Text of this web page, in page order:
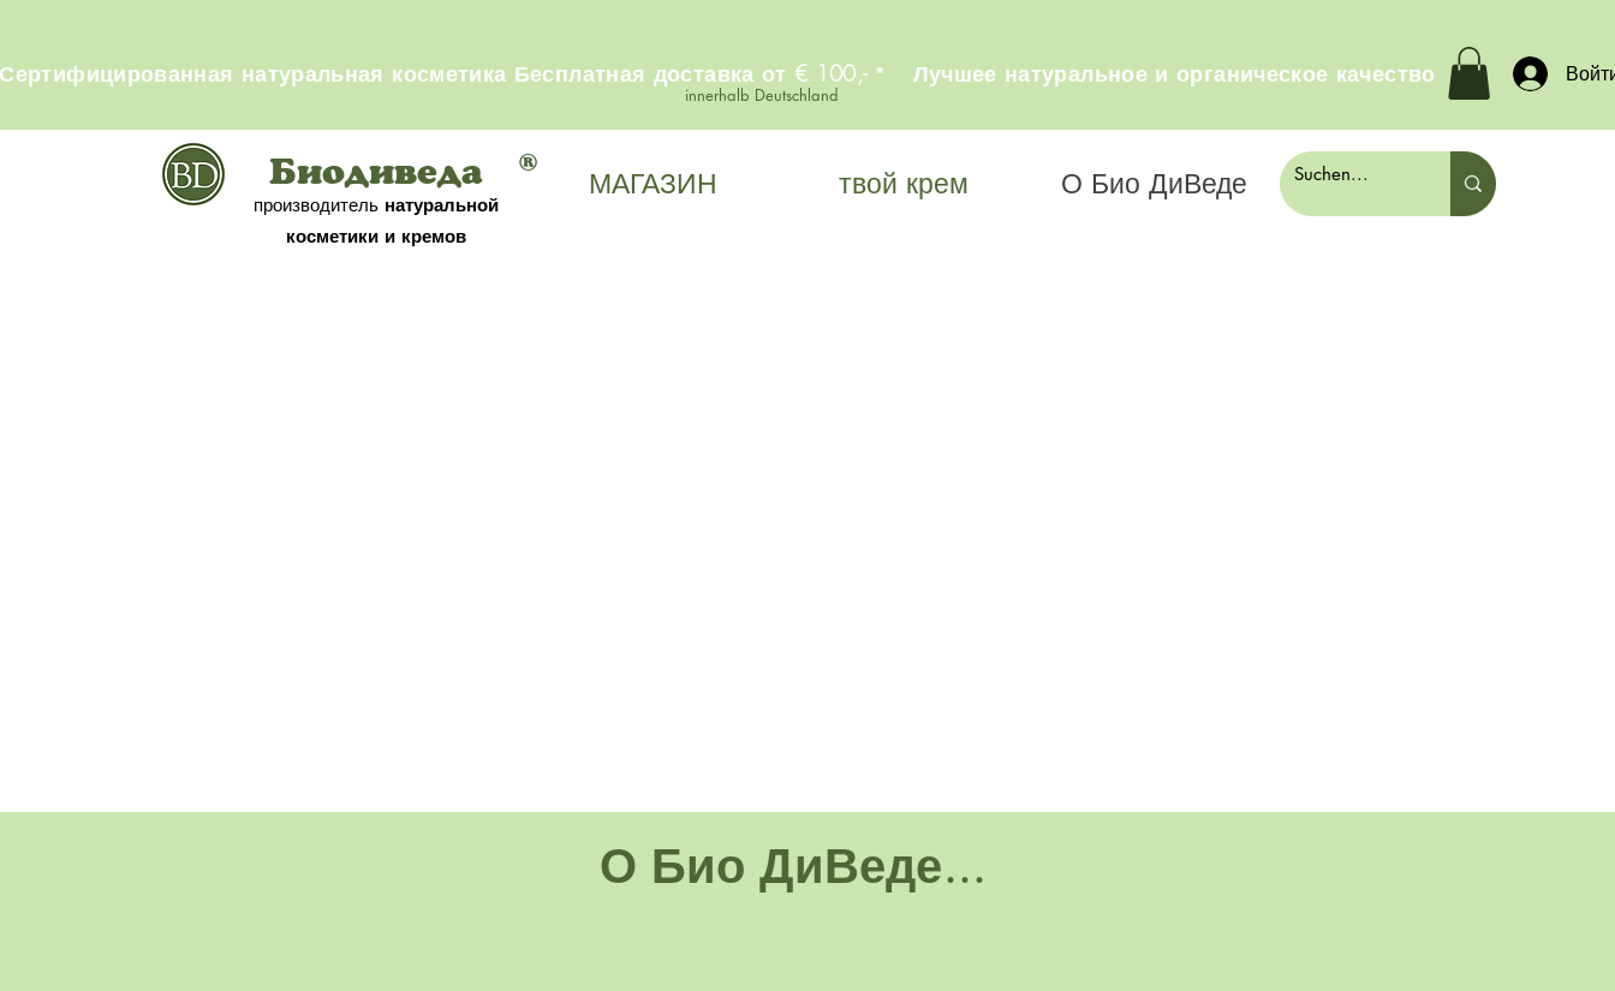
Сертифицированная натуральная косметика Бесплатная доставка от € 100,- * Лучшее натуральное и органическое качество
innerhalb Deutschland
Биодиведа
производитель натуральной
косметики и кремов
®
МАГАЗИН твой крем О Био ДиВеде
О Био ДиВеде...